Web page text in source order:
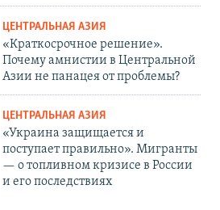
ЦЕНТРАЛЬНАЯ АЗИЯ
«Краткосрочное решение».
Почему амнистии в Центральной
Азии не панацея от проблемы?
ЦЕНТРАЛЬНАЯ АЗИЯ
«Украина защищается и
поступает правильно». Мигранты
— о топливном кризисе в России
и его последствиях